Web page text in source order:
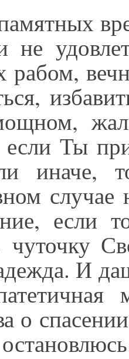
не
рабом,
если Ты
иначе,
если
И
о